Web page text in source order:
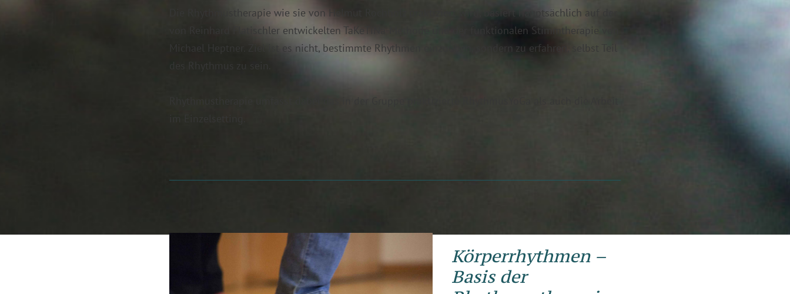
Die Rhythmustherapie wie sie von Helmut Rochholz praktiziert wird, basiert hauptsächlich auf der
von Reinhard Flatischler entwickelten TaKeTiNa-Methode und der funktionalen Stimmtherapie von
Michael Heptner. Ziel ist es nicht, bestimmte Rhythmen einzuüben, sondern zu erfahren, selbst Teil
Körperrhythmen –
Basis der